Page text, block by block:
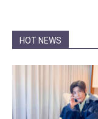
HOT NEWS